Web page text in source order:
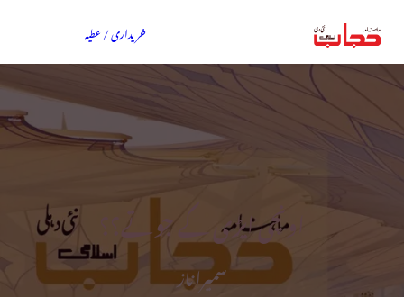
خریداری / عطیہ
اونچی ایڑی کے جوتے؟؟
سمیرا ناز